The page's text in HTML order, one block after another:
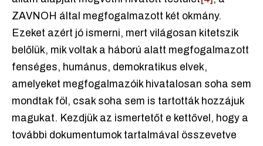
ZAVNOH által megfogalmazott két okmány.
Ezeket azért jó ismerni, mert világosan kitetszik
belőlük, mik voltak a háború alatt megfogalmazott
fenséges, humánus, demokratikus elvek,
amelyeket megfogalmazóik hivatalosan soha sem
mondtak föl, csak soha sem is tartották hozzájuk
magukat. Kezdjük az ismertetőt e kettővel, hogy a
további dokumentumok tartalmával összevetve